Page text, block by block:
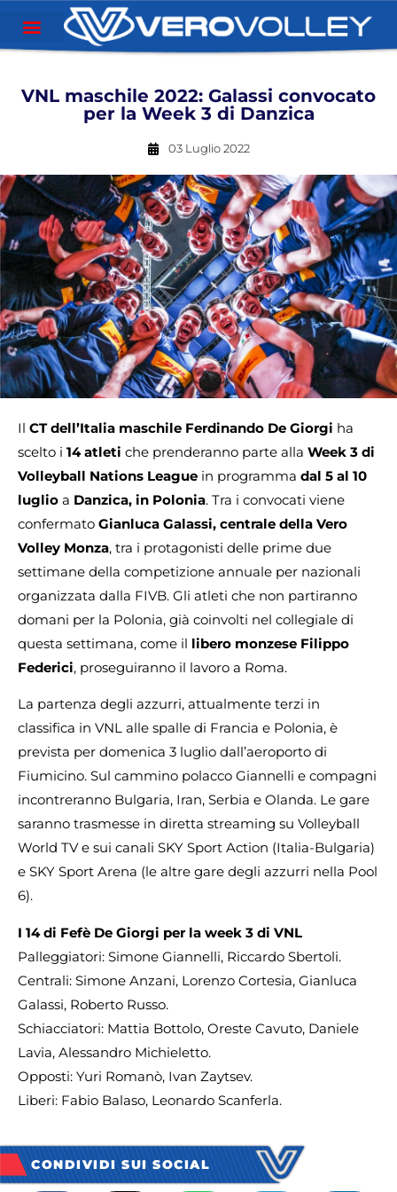
VNL maschile 2022: Galassi convocato
per la Week 3 di Danzica
03 Luglio 2022
Il CT dell’Italia maschile Ferdinando De Giorgi ha
scelto i 14 atleti che prenderanno parte alla Week 3 di
Volleyball Nations League in programma dal 5 al 10
luglio a Danzica, in Polonia. Tra i convocati viene
confermato Gianluca Galassi, centrale della Vero
Volley Monza, tra i protagonisti delle prime due
settimane della competizione annuale per nazionali
organizzata dalla FIVB. Gli atleti che non partiranno
domani per la Polonia, già coinvolti nel collegiale di
questa settimana, come il libero monzese Filippo
Federici, proseguiranno il lavoro a Roma.
La partenza degli azzurri, attualmente terzi in
classifica in VNL alle spalle di Francia e Polonia, è
prevista per domenica 3 luglio dall’aeroporto di
Fiumicino. Sul cammino polacco Giannelli e compagni
incontreranno Bulgaria, Iran, Serbia e Olanda. Le gare
saranno trasmesse in diretta streaming su Volleyball
World TV e sui canali SKY Sport Action (Italia-Bulgaria)
e SKY Sport Arena (le altre gare degli azzurri nella Pool
6).
I 14 di Fefè De Giorgi per la week 3 di VNL
Palleggiatori: Simone Giannelli, Riccardo Sbertoli.
Centrali: Simone Anzani, Lorenzo Cortesia, Gianluca
Galassi, Roberto Russo.
Schiacciatori: Mattia Bottolo, Oreste Cavuto, Daniele
Lavia, Alessandro Michieletto.
Opposti: Yuri Romanò, Ivan Zaytsev.
Liberi: Fabio Balaso, Leonardo Scanferla.
CONDIVIDI SUI SOCIAL